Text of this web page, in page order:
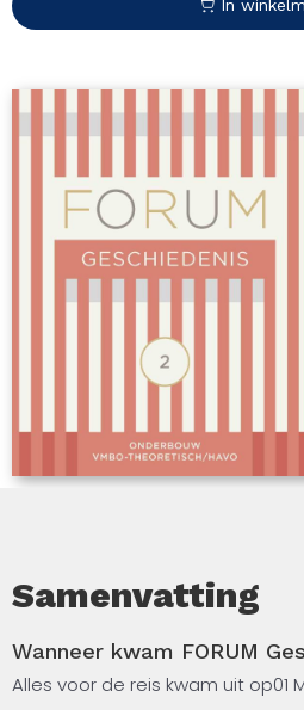
In
Samenvatting
Wanneer kwam FORUM
Alles voor de reis kwam uit op01